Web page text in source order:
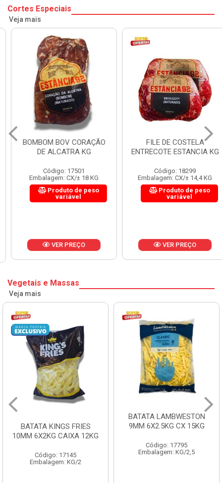
Cortes Especiais
Veja mais
BOMBOM BOV CORAÇÃO
DE ALCATRA KG
Código: 17501
Embalagem: CX/± 18 KG
Produto de peso
variável
VER PREÇO
FILE DE COSTELA
ENTRECOTE ESTANCIA KG
Código: 18299
Embalagem: CX/± 14,4 KG
Produto de peso
variável
VER PREÇO
Vegetais e Massas
Veja mais
9MM 6X2.5KG CX 15KG
Embalagem: KG/2,5
BATATA LAMBWESTON
7MM 8X2,25KG CX 18KG
Código: 18433
Embalagem: KG/2,25